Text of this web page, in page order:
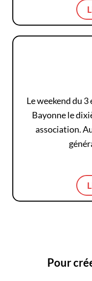
Le weekend du
Bayonne le
association.
Pour